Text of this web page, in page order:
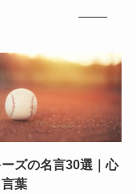
ズの名言30選｜心
葉